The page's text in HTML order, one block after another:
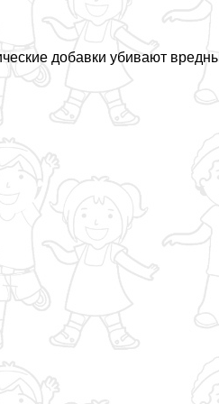
добавки убивают